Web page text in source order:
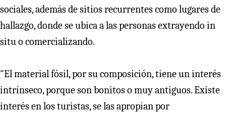
sociales, además de sitios recurrentes como lugares de
hallazgo, donde se ubica a las personas extrayendo in
situ o comercializando.
"El material fósil, por su composición, tiene un interés
intrínseco, porque son bonitos o muy antiguos. Existe
interés en los turistas, se las apropian por